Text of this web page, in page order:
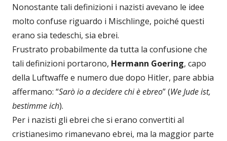
Nonostante tali definizioni i nazisti avevano le idee
molto confuse riguardo i Mischlinge, poiché questi
erano sia tedeschi, sia ebrei.
Frustrato probabilmente da tutta la confusione che
tali definizioni portarono, Hermann Goering, capo
della Luftwaffe e numero due dopo Hitler, pare abbia
affermano: “Sarò io a decidere chi è ebreo” (We Jude ist,
bestimme ich).
Per i nazisti gli ebrei che si erano convertiti al
cristianesimo rimanevano ebrei, ma la maggior parte